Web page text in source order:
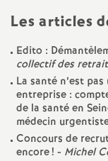
Les articles
Edito :
collectif des
La santé n’est
entreprise :
de la santé en
médecin
Concours de
encore! - Michel